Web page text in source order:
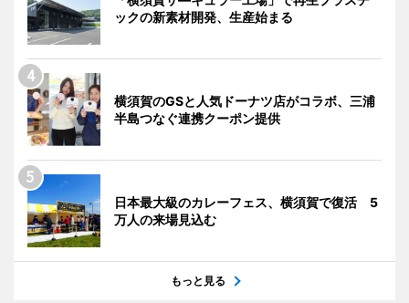
ックの新素材開発、生産始まる
横須賀のGSと人気ドーナツ店がコラボ、三浦
半島つなぐ連携クーポン提供
日本最大級のカレーフェス、横須賀で復活 5
万人の来場見込む
もっと見る